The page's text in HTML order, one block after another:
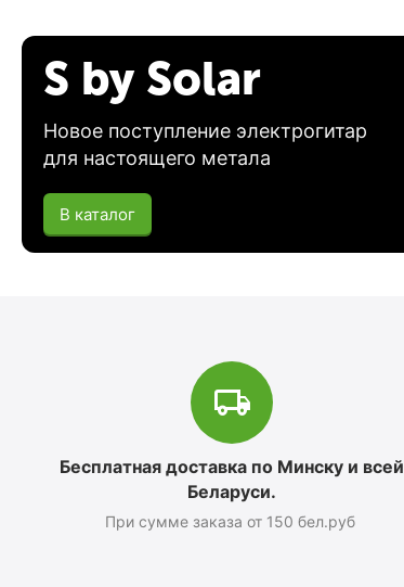
S by Solar
Новое поступление электрогитар
для настоящего метала
В каталог
Бесплатная доставка по Минску и всей
Беларуси.
При сумме заказа от 150 бел.руб